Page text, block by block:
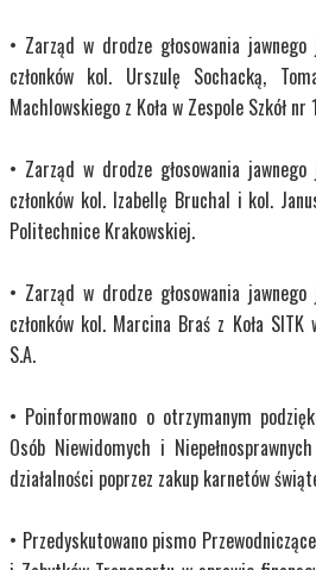
• Zarząd w drodze głosowania
członków kol. Urszulę Sochacką,
Machlowskiego z Koła w Zespole Szkół nr
• Zarząd w drodze głosowania
członków kol. Izabellę Bruchal i kol.
Politechnice Krakowskiej.
• Zarząd w drodze głosowania
członków kol. Marcina Braś z Koła
S.A.
• Poinformowano o otrzymanym
Osób Niewidomych i
działalności poprzez zakup karnetów
• Przedyskutowano pismo